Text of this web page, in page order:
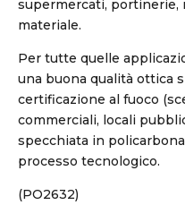
supermercati, portinerie,
materiale.
Per tutte quelle
una buona qualità ottica
certificazione al fuoco
commerciali, locali
specchiata in
processo tecnologico.
(PO2632)